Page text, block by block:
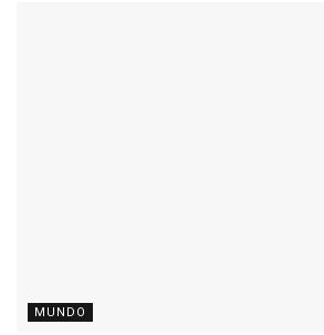
MUNDO